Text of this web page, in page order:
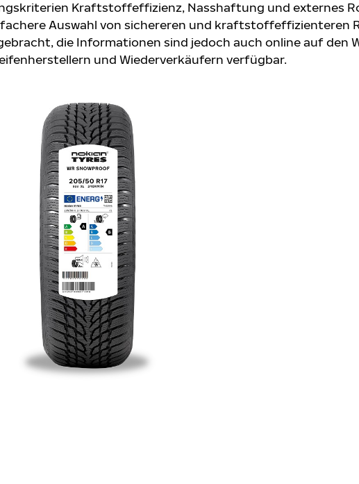
Kraftstoffeffizienz, Nasshaftung und externes
Auswahl von sichereren und kraftstoffeffizienteren
die Informationen sind jedoch auch online auf den
und Wiederverkäufern verfügbar.